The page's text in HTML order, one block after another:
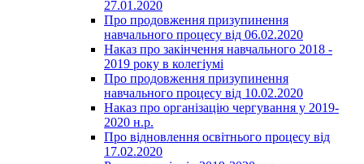
27.01.2020
Про продовження призупинення
навчального процесу від 06.02.2020
Наказ про закінчення навчального 2018 -
2019 року в колегіумі
Про продовження призупинення
навчального процесу від 10.02.2020
Наказ про організацію чергування у 2019-
2020 н.р.
Про відновлення освітнього процесу від
17.02.2020